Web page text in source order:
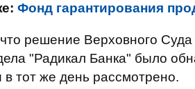
Фонд гарантирования
решение Верховного
"Радикал Банка" было
в тот же день рассмотрено.